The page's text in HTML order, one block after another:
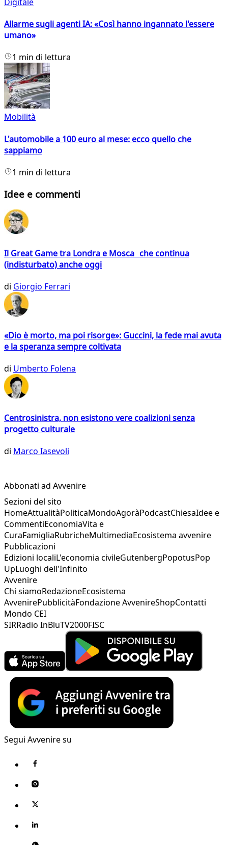
Allarme sugli agenti IA: «Così hanno ingannato l'essere
umano»
1 min di lettura
Mobilità
L'automobile a 100 euro al mese: ecco quello che
sappiamo
1 min di lettura
Idee e commenti
Il Great Game tra Londra e Mosca che continua
(indisturbato) anche oggi
di Giorgio Ferrari
«Dio è morto, ma poi risorge»: Guccini, la fede mai avuta
e la speranza sempre coltivata
di Umberto Folena
Centrosinistra, non esistono vere coalizioni senza
progetto culturale
di Marco Iasevoli
Abbonati ad Avvenire
Sezioni del sito
HomeAttualitàPoliticaMondoAgoràPodcastChiesaIdee e
CommentiEconomiaVita e
CuraFamigliaRubricheMultimediaEcosistema avvenire
Pubblicazioni
Edizioni localiL'economia civileGutenbergPopotusPop
UpLuoghi dell'Infinito
Avvenire
Chi siamoRedazioneEcosistema
AvvenirePubblicitàFondazione AvvenireShopContatti
Mondo CEI
SIRRadio InBluTV2000FISC
Segui Avvenire su